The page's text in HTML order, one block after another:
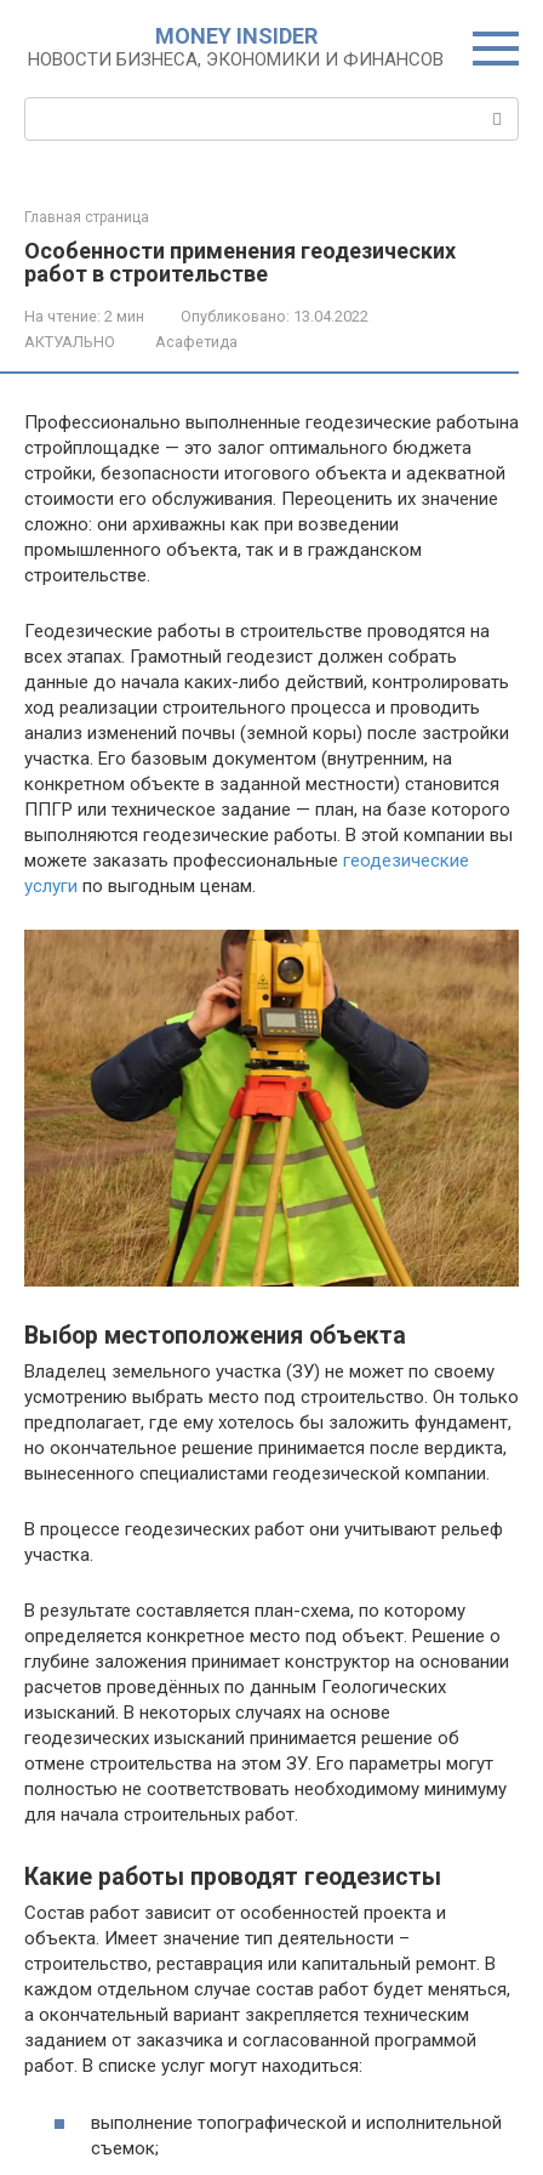
контенту
MONEY INSIDER
НОВОСТИ БИЗНЕСА, ЭКОНОМИКИ И ФИНАНСОВ
Главная страница
Особенности применения геодезических
работ в строительстве
На чтение: 2 мин Опубликовано: 13.04.2022
АКТУАЛЬНО
Асафетида
Профессионально выполненные геодезические работына
стройплощадке — это залог оптимального бюджета
стройки, безопасности итогового объекта и адекватной
стоимости его обслуживания. Переоценить их значение
сложно: они архиважны как при возведении
промышленного объекта, так и в гражданском
строительстве.
Геодезические работы в строительстве проводятся на
всех этапах. Грамотный геодезист должен собрать
данные до начала каких-либо действий, контролировать
ход реализации строительного процесса и проводить
анализ изменений почвы (земной коры) после застройки
участка. Его базовым документом (внутренним, на
конкретном объекте в заданной местности) становится
ППГР или техническое задание — план, на базе которого
выполняются геодезические работы. В этой компании вы
можете заказать профессиональные геодезические
услуги по выгодным ценам.
Выбор местоположения объекта
Владелец земельного участка (ЗУ) не может по своему
усмотрению выбрать место под строительство. Он только
предполагает, где ему хотелось бы заложить фундамент,
но окончательное решение принимается после вердикта,
вынесенного специалистами геодезической компании.
В процессе геодезических работ они учитывают рельеф
участка.
В результате составляется план-схема, по которому
определяется конкретное место под объект. Решение о
глубине заложения принимает конструктор на основании
расчетов проведённых по данным Геологических
изысканий. В некоторых случаях на основе
геодезических изысканий принимается решение об
отмене строительства на этом ЗУ. Его параметры могут
полностью не соответствовать необходимому минимуму
для начала строительных работ.
Какие работы проводят геодезисты
Состав работ зависит от особенностей проекта и
объекта. Имеет значение тип деятельности –
строительство, реставрация или капитальный ремонт. В
каждом отдельном случае состав работ будет меняться,
а окончательный вариант закрепляется техническим
заданием от заказчика и согласованной программой
работ. В списке услуг могут находиться:
выполнение топографической и исполнительной
съемок;